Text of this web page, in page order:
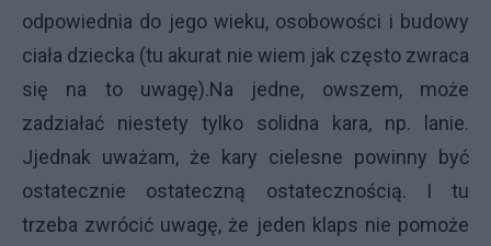
odpowiednia do jego wieku, osobowości i budowy
ciała dziecka (tu akurat nie wiem jak często zwraca
się na to uwagę).Na jedne, owszem, może
zadziałać niestety tylko solidna kara, np. lanie.
Jjednak uważam, że kary cielesne powinny być
ostatecznie ostateczną ostatecznością. I tu
trzeba zwrócić uwagę, że jeden klaps nie pomoże